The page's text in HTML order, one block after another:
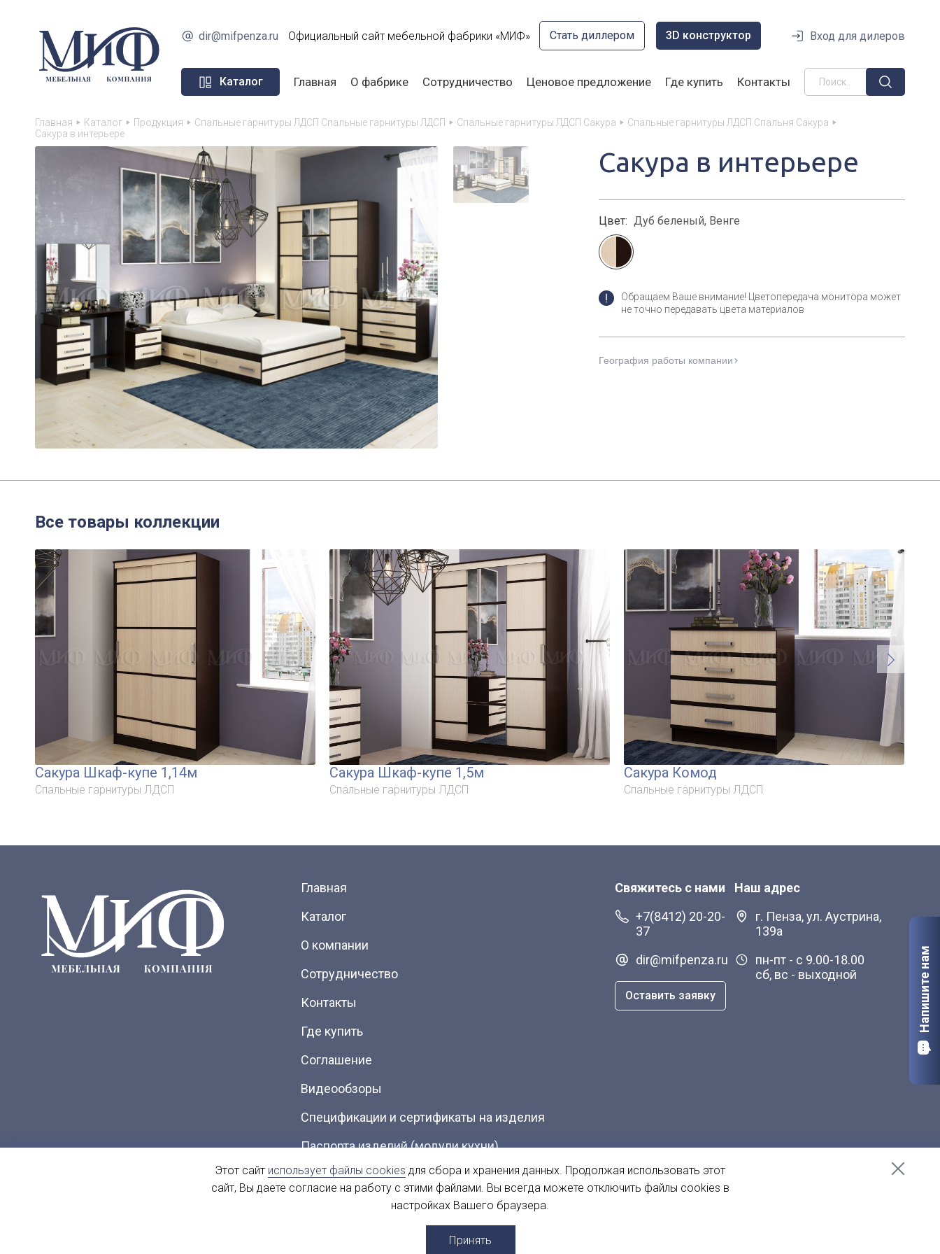
dir@mifpenza.ru Официальный сайт мебельной фабрики «МИФ» Стать диллером 3D конструктор Вход для дилеров
Каталог Главная О фабрике Сотрудничество Ценовое предложение Где купить Контакты
Главная Каталог Продукция Спальные гарнитуры ЛДСП Спальные гарнитуры ЛДСП Спальные гарнитуры ЛДСП Сакура
Спальные гарнитуры ЛДСП Спальня Сакура
Сакура в интерьере
Сакура в интерьере
Цвет: Дуб беленый, Венге
Обращаем Ваше внимание! Цветопередача монитора может
не точно передавать цвета материалов
География работы компании
Все товары коллекции
Сакура Шкаф-купе 1,14м
Спальные гарнитуры ЛДСП
Сакура Шкаф-купе 1,5м
Спальные гарнитуры ЛДСП
Сакура Комод
Спальные гарнитуры ЛДСП
Главная
Каталог
О компании
Сотрудничество
Контакты
Где купить
Соглашение
Видеообзоры
Спецификации и сертификаты на изделия
Паспорта изделий (модули кухни)
Каталоги (Скачать PDF)
Свяжитесь с нами
+7(8412) 20-20-
37
dir@mifpenza.ru
Оставить заявку
Наш адрес
г. Пенза, ул. Аустрина,
139а
пн-пт - с 9.00-18.00
сб, вс - выходной
Напишите нам
Этот сайт использует файлы cookies для сбора и хранения данных. Продолжая использовать этот
сайт, Вы даете согласие на работу с этими файлами. Вы всегда можете отключить файлы cookies в
настройках Вашего браузера.
Принять